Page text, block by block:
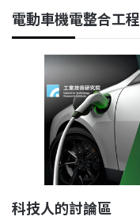
電動車機電整合工
科技人的討論區